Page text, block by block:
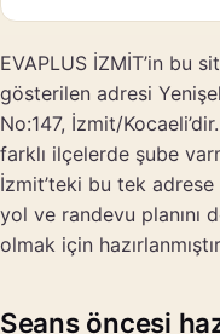
EVAPLUS İZMİT’in bu
gösterilen adresi
No:147, İzmit/Kocaeli’dir.
farklı ilçelerde şube
İzmit’teki bu tek adrese
yol ve randevu planını
olmak için
Seans öncesi